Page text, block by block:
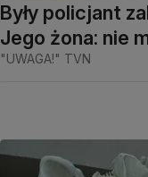
Były policjant
Jego żona: nie
"UWAGA!" TVN